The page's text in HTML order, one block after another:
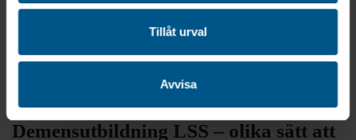
Tillåt urval
Avvisa
utvecklat ledarskap med fokus bland annat på
feedback och ett coachande förhållningssätt.
Läs mer om vårt prisbelönta ledarskapsprogram
Demensutbildning LSS – olika sätt att